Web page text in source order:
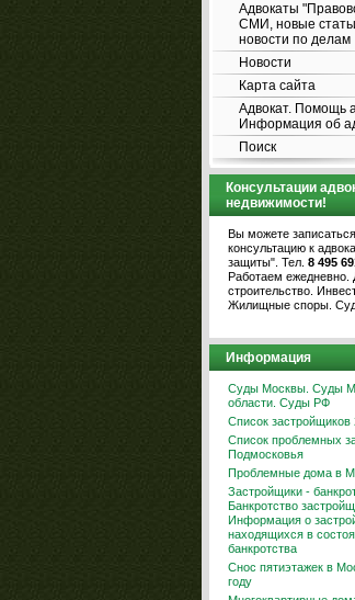
Адвокаты
СМИ, новые
новости по делам
Новости
Карта сайта
Адвокат. Помощь
Информация об
Поиск
Консультации
недвижимости!
Вы можете
консультацию к
защиты". Тел. 8 495
Работаем ежедневно.
строительство.
Жилищные споры.
Информация
Суды Москвы. Суды
области. Суды РФ
Список застройщиков
Список проблемных
Подмосковья
Проблемные дома в
Застройщики -
Банкротство
Информация о
находящихся в
банкротства
Снос пятиэтажек в
году